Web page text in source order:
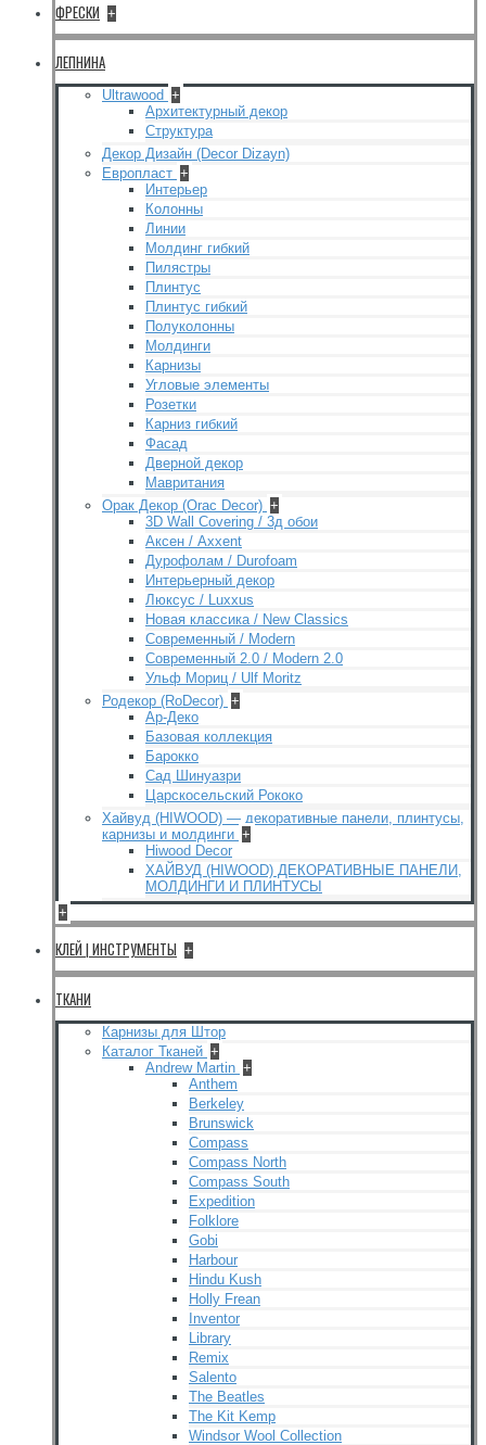
ФРЕСКИ +
ЛЕПНИНА
Ultrawood +
Архитектурный декор
Структура
Декор Дизайн (Decor Dizayn)
Европласт +
Интерьер
Колонны
Линии
Молдинг гибкий
Пилястры
Плинтус
Плинтус гибкий
Полуколонны
Молдинги
Карнизы
Угловые элементы
Розетки
Карниз гибкий
Фасад
Дверной декор
Мавритания
Орак Декор (Orac Decor) +
3D Wall Covering / 3д обои
Аксен / Axxent
Дурофолам / Durofoam
Интерьерный декор
Люксус / Luxxus
Новая классика / New Classics
Современный / Modern
Современный 2.0 / Modern 2.0
Ульф Мориц / Ulf Moritz
Родекор (RoDecor) +
Ар-Деко
Базовая коллекция
Барокко
Сад Шинуазри
Царскосельский Рококо
Хайвуд (HIWOOD) — декоративные панели, плинтусы,
карнизы и молдинги +
Hiwood Decor
ХАЙВУД (HIWOOD) ДЕКОРАТИВНЫЕ ПАНЕЛИ,
МОЛДИНГИ И ПЛИНТУСЫ
+
КЛЕЙ | ИНСТРУМЕНТЫ +
ТКАНИ
Карнизы для Штор
Каталог Тканей +
Andrew Martin +
Anthem
Berkeley
Brunswick
Compass
Compass North
Compass South
Expedition
Folklore
Gobi
Harbour
Hindu Kush
Holly Frean
Inventor
Library
Remix
Salento
The Beatles
The Kit Kemp
Windsor Wool Collection